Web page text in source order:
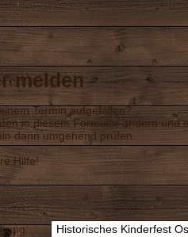
melden
Termin aufgefallen?
in diesem Formular ändern und
dann umgehend prüfen.
Hilfe!